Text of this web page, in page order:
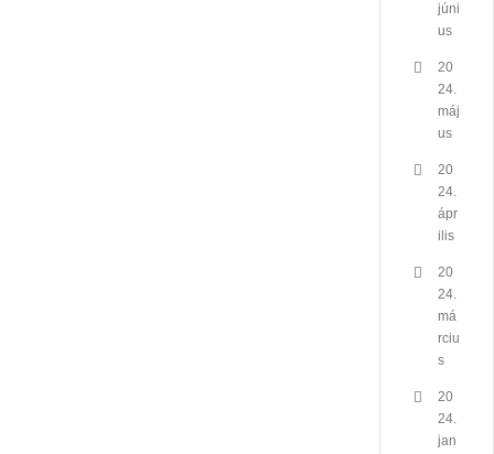
júni
us
20
24.
máj
us
20
24.
ápr
ilis
20
24.
má
rciu
s
20
24.
jan